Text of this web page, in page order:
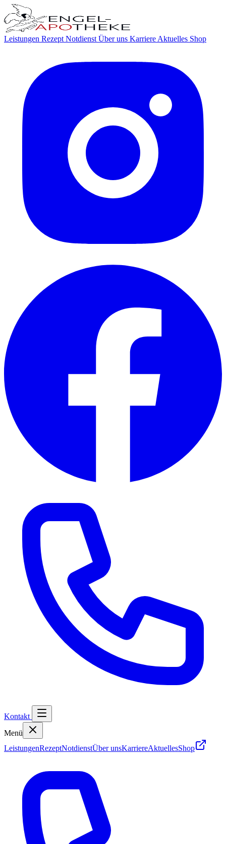
Leistungen Rezept Notdienst Über uns Karriere Aktuelles Shop
Kontakt
Menü
LeistungenRezeptNotdienstÜber unsKarriereAktuellesShop